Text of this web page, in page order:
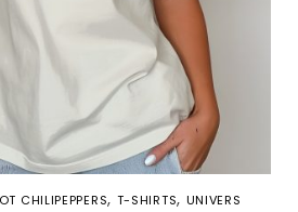
CHILIPEPPERS, T-SHIRTS, UNIVERS